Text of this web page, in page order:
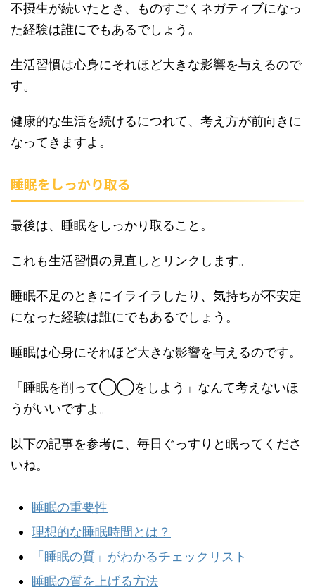
不摂生が続いたとき、ものすごくネガティブになっ
た経験は誰にでもあるでしょう。
生活習慣は心身にそれほど大きな影響を与えるので
す。
健康的な生活を続けるにつれて、考え方が前向きに
なってきますよ。
睡眠をしっかり取る
最後は、睡眠をしっかり取ること。
これも生活習慣の見直しとリンクします。
睡眠不足のときにイライラしたり、気持ちが不安定
になった経験は誰にでもあるでしょう。
睡眠は心身にそれほど大きな影響を与えるのです。
「睡眠を削って◯◯をしよう」なんて考えないほ
うがいいですよ。
以下の記事を参考に、毎日ぐっすりと眠ってくださ
いね。
睡眠の重要性
理想的な睡眠時間とは？
「睡眠の質」がわかるチェックリスト
睡眠の質を上げる方法